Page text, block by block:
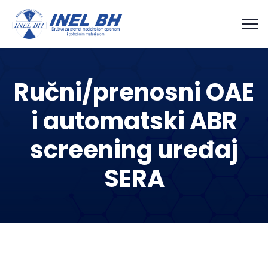
Ručni/prenosni OAE
i automatski ABR
screening uređaj
SERA